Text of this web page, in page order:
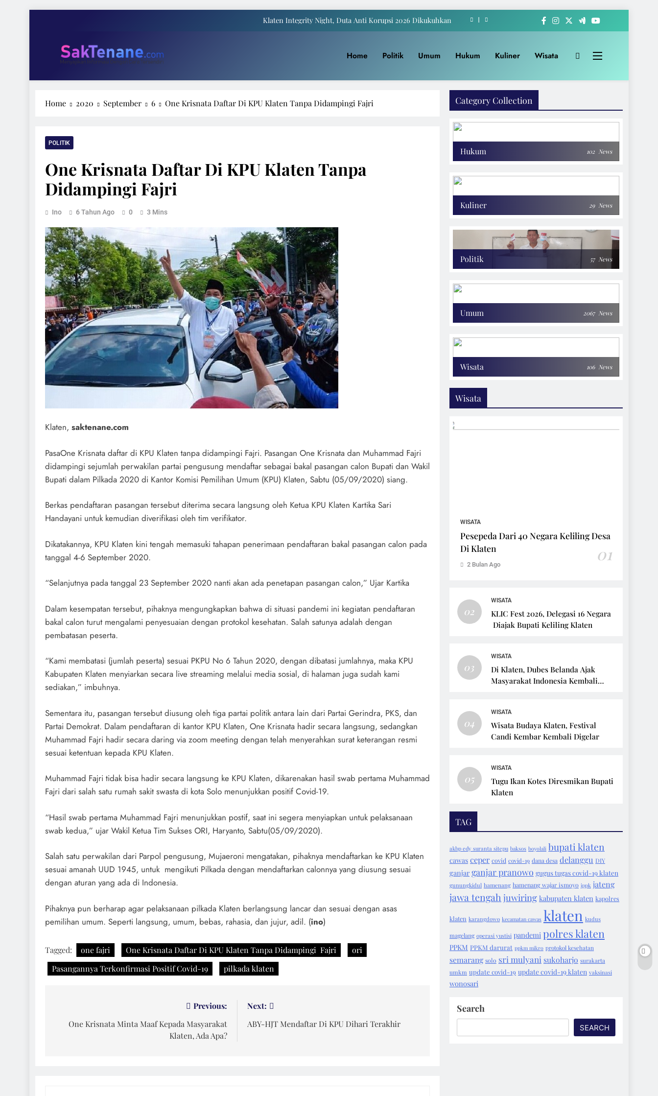
Klaten Integrity Night, Duta Anti Korupsi 2026 Dikukuhkan
Wakil Ketua Komite I DPD RI Muhdi: Pendidikan Harus Dinikmati Semua Masyarakat
Yaqowiyu, Menko Perekonomian Ikut Sebar Ribuan Apem
Klaten Integrity Night, Duta Anti Korupsi 2026 Dikukuhkan
SakTenane.com
Home Politik Umum Hukum Kuliner Wisata
Home 2020 September 6 One Krisnata Daftar Di KPU Klaten Tanpa Didampingi Fajri
POLITIK
One Krisnata Daftar Di KPU Klaten Tanpa
Didampingi Fajri
Ino 6 Tahun Ago 0 3 Mins
Klaten, saktenane.com
PasaOne Krisnata daftar di KPU Klaten tanpa didampingi Fajri. Pasangan One Krisnata dan Muhammad Fajri
didampingi sejumlah perwakilan partai pengusung mendaftar sebagai bakal pasangan calon Bupati dan Wakil
Bupati dalam Pilkada 2020 di Kantor Komisi Pemilihan Umum (KPU) Klaten, Sabtu (05/09/2020) siang.
Berkas pendaftaran pasangan tersebut diterima secara langsung oleh Ketua KPU Klaten Kartika Sari
Handayani untuk kemudian diverifikasi oleh tim verifikator.
Dikatakannya, KPU Klaten kini tengah memasuki tahapan penerimaan pendaftaran bakal pasangan calon pada
tanggal 4-6 September 2020.
“Selanjutnya pada tanggal 23 September 2020 nanti akan ada penetapan pasangan calon,” Ujar Kartika
Dalam kesempatan tersebut, pihaknya mengungkapkan bahwa di situasi pandemi ini kegiatan pendaftaran
bakal calon turut mengalami penyesuaian dengan protokol kesehatan. Salah satunya adalah dengan
pembatasan peserta.
“Kami membatasi (jumlah peserta) sesuai PKPU No 6 Tahun 2020, dengan dibatasi jumlahnya, maka KPU
Kabupaten Klaten menyiarkan secara live streaming melalui media sosial, di halaman juga sudah kami
sediakan,” imbuhnya.
Sementara itu, pasangan tersebut diusung oleh tiga partai politik antara lain dari Partai Gerindra, PKS, dan
Partai Demokrat. Dalam pendaftaran di kantor KPU Klaten, One Krisnata hadir secara langsung, sedangkan
Muhammad Fajri hadir secara daring via zoom meeting dengan telah menyerahkan surat keterangan resmi
sesuai ketentuan kepada KPU Klaten.
Muhammad Fajri tidak bisa hadir secara langsung ke KPU Klaten, dikarenakan hasil swab pertama Muhammad
Fajri dari salah satu rumah sakit swasta di kota Solo menunjukkan positif Covid-19.
“Hasil swab pertama Muhammad Fajri menunjukkan postif, saat ini segera menyiapkan untuk pelaksanaan
swab kedua,” ujar Wakil Ketua Tim Sukses ORI, Haryanto, Sabtu(05/09/2020).
Salah satu perwakilan dari Parpol pengusung, Mujaeroni mengatakan, pihaknya mendaftarkan ke KPU Klaten
sesuai amanah UUD 1945, untuk mengikuti Pilkada dengan mendaftarkan calonnya yang diusung sesuai
dengan aturan yang ada di Indonesia.
Pihaknya pun berharap agar pelaksanaan pilkada Klaten berlangsung lancar dan sesuai dengan asas
pemilihan umum. Seperti langsung, umum, bebas, rahasia, dan jujur, adil. (ino)
Tagged: one fajri One Krisnata Daftar Di KPU Klaten Tanpa Didampingi Fajri
ori
Pasangannya Terkonfirmasi Positif Covid-19
pilkada klaten
pos
Previous:
One Krisnata Minta Maaf Kepada Masyarakat
Klaten, Ada Apa?
Next:
ABY-HJT Mendaftar Di KPU Dihari Terakhir
Category Collection
Hukum 102 News
Kuliner 29 News
Politik 57 News
Umum 2067 News
Wisata 106 News
Wisata
WISATA
Pesepeda Dari 40 Negara Keliling Desa
Di Klaten
01
2 Bulan Ago
02
WISATA
KLIC Fest 2026, Delegasi 16 Negara
Diajak Bupati Keliling Klaten
03
WISATA
Di Klaten, Dubes Belanda Ajak
Masyarakat Indonesia Kembali
04
WISATA
Wisata Budaya Klaten, Festival
Candi Kembar Kembali Digelar
05
WISATA
Tugu Ikan Kotes Diresmikan Bupati
Klaten
TAG
akbp edy suranta sitepu baksos boyolali bupati klaten
cawas ceper covid covid-19 dana desa delanggu DIY
ganjar ganjar pranowo gugus tugas covid-19 klaten
gunungkidul hamenang hamenang wajar ismoyo ippk jateng
jawa tengah juwiring kabupaten klaten kapolres
klaten karangdowo kecamatan cawas klaten kudus
magelang operasi yustisi pandemi polres klaten
PPKM PPKM darurat ppkm mikro protokol kesehatan
semarang solo sri mulyani sukoharjo surakarta
umkm update covid-19 update covid-19 klaten vaksinasi
wonosari
Search
SEARCH